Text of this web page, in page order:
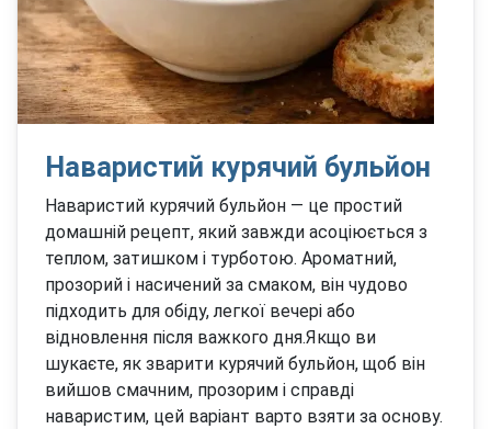
Наваристий курячий бульйон
Наваристий курячий бульйон — це простий
домашній рецепт, який завжди асоціюється з
теплом, затишком і турботою. Ароматний,
прозорий і насичений за смаком, він чудово
підходить для обіду, легкої вечері або
відновлення після важкого дня.Якщо ви
шукаєте, як зварити курячий бульйон, щоб він
вийшов смачним, прозорим і справді
наваристим, цей варіант варто взяти за основу.